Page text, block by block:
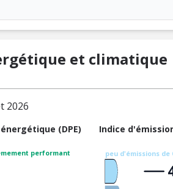
et climatique
2026
(DPE)
performant
Indice
peu d'émissions de